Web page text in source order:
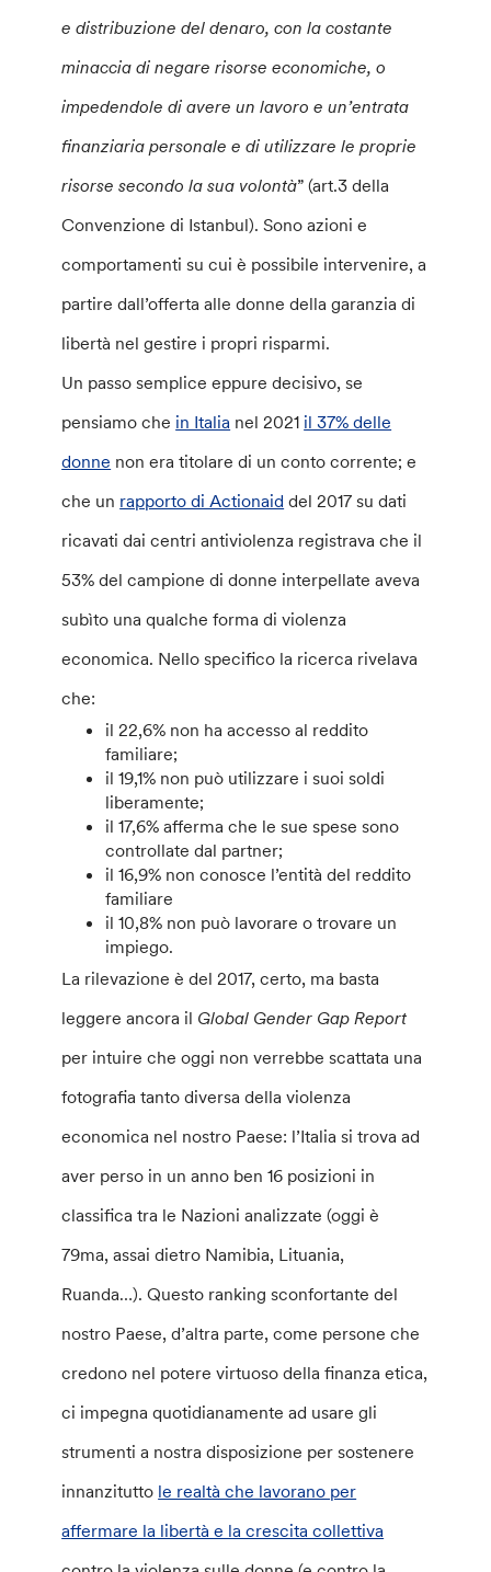
e distribuzione del denaro, con la costante
minaccia di negare risorse economiche, o
impedendole di avere un lavoro e un’entrata
finanziaria personale e di utilizzare le proprie
risorse secondo la sua volontà” (art.3 della
Convenzione di Istanbul). Sono azioni e
comportamenti su cui è possibile intervenire, a
partire dall’offerta alle donne della garanzia di
libertà nel gestire i propri risparmi.
Un passo semplice eppure decisivo, se
pensiamo che in Italia nel 2021 il 37% delle
donne non era titolare di un conto corrente; e
che un rapporto di Actionaid del 2017 su dati
ricavati dai centri antiviolenza registrava che il
53% del campione di donne interpellate aveva
subìto una qualche forma di violenza
economica. Nello specifico la ricerca rivelava
che:
il 22,6% non ha accesso al reddito
familiare;
il 19,1% non può utilizzare i suoi soldi
liberamente;
il 17,6% afferma che le sue spese sono
controllate dal partner;
il 16,9% non conosce l’entità del reddito
familiare
il 10,8% non può lavorare o trovare un
impiego.
La rilevazione è del 2017, certo, ma basta
leggere ancora il Global Gender Gap Report
per intuire che oggi non verrebbe scattata una
fotografia tanto diversa della violenza
economica nel nostro Paese: l’Italia si trova ad
aver perso in un anno ben 16 posizioni in
classifica tra le Nazioni analizzate (oggi è
79ma, assai dietro Namibia, Lituania,
Ruanda…). Questo ranking sconfortante del
nostro Paese, d’altra parte, come persone che
credono nel potere virtuoso della finanza etica,
ci impegna quotidianamente ad usare gli
strumenti a nostra disposizione per sostenere
innanzitutto le realtà che lavorano per
affermare la libertà e la crescita collettiva